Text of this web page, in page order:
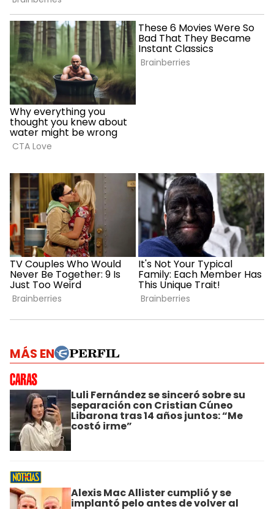
MÁS EN
Luli Fernández se sinceró sobre su
separación con Cristian Cúneo
Libarona tras 14 años juntos: “Me
costó irme”
Alexis Mac Allister cumplió y se
implantó pelo antes de volver al